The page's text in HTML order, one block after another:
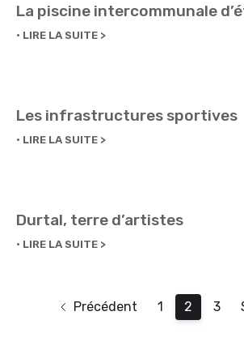
La piscine intercommunale
LIRE LA SUITE
Les infrastructures sportives
LIRE LA SUITE
Durtal, terre d’artistes
LIRE LA SUITE
Précédent 1 2 3